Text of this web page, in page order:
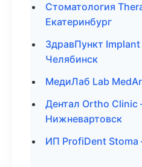
Стоматология
Екатеринбург
ЗдравПункт
Челябинск
МедиЛаб Lab
Дентал Ortho
Нижневартовск
ИП ProfiDent Stoma